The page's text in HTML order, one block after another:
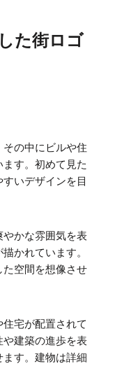
た街ロゴ
の中にビルや住
す。初めて見た
いデザインを目
やかな雰囲気を表
かれています。
た空間を想像させ
宅が配置されて
建築の進歩を表
す。建物は詳細